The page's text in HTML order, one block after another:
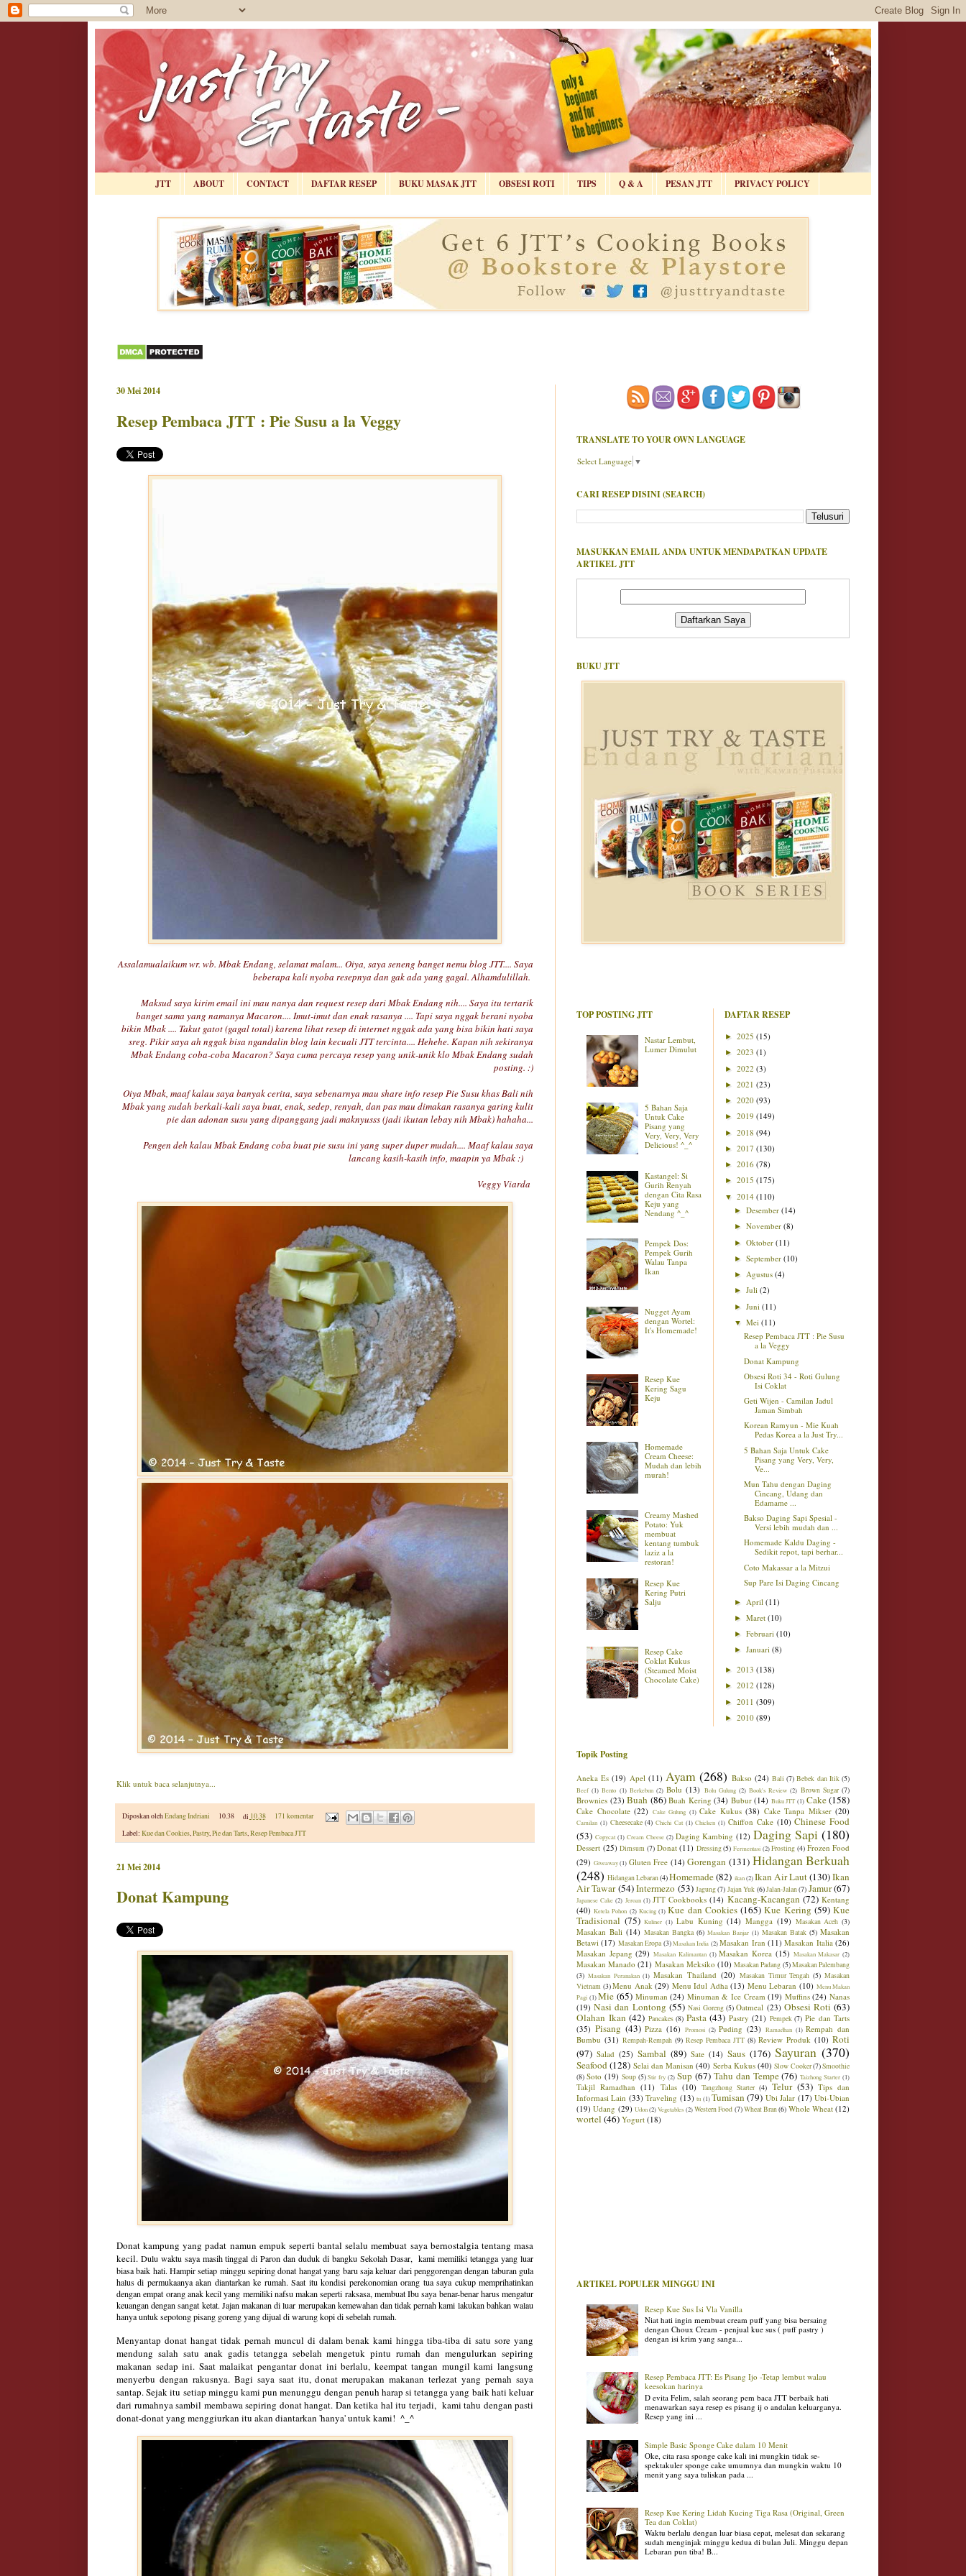
JTT ABOUT CONTACT DAFTAR RESEP BUKU MASAK JTT OBSESI ROTI TIPS Q & A PESAN JTT PRIVACY POLICY
30 Mei 2014
Resep Pembaca JTT : Pie Susu a la Veggy
Assalamualaikum wr. wb. Mbak Endang, selamat malam... Oiya, saya seneng banget nemu blog JTT.... Saya
beberapa kali nyoba resepnya dan gak ada yang gagal. Alhamdulillah.
Maksud saya kirim email ini mau nanya dan request resep dari Mbak Endang nih.... Saya itu tertarik
banget sama yang namanya Macaron.... Imut-imut dan enak rasanya .... Tapi saya nggak berani nyoba
bikin Mbak .... Takut gatot (gagal total) karena lihat resep di internet nggak ada yang bisa bikin hati saya
sreg. Pikir saya ah nggak bisa ngandalin blog lain kecuali JTT tercinta.... Hehehe. Kapan nih sekiranya
Mbak Endang coba-coba Macaron? Saya cuma percaya resep yang unik-unik klo Mbak Endang sudah
posting. :)
Oiya Mbak, maaf kalau saya banyak cerita, saya sebenarnya mau share info resep Pie Susu khas Bali nih
Mbak yang sudah berkali-kali saya buat, enak, sedep, renyah, dan pas mau dimakan rasanya garing kulit
pie dan adonan susu yang dipanggang jadi maknyusss (jadi ikutan lebay nih Mbak) hahaha...
Pengen deh kalau Mbak Endang coba buat pie susu ini yang super duper mudah.... Maaf kalau saya
lancang kasih-kasih info, maapin ya Mbak :)
Veggy Viarda
Klik untuk baca selanjutnya...
Diposkan olehEndang Indriani 10.38 di 10.38
171 komentar
Label: Kue dan Cookies,Pastry,Pie dan Tarts,Resep Pembaca JTT
21 Mei 2014
Donat Kampung
Donat kampung yang padat namun empuk seperti bantalselalu membuat saya bernostalgia tentang masa
kecil. Dulu waktu saya masih tinggal di Paron dan duduk di bangku Sekolah Dasar, kami memiliki tetangga yang luar
biasa baik hati. Hampir setiap minggu sepiring donat hangat yang baru saja keluar dari penggorengan dengan taburan gula
halus di permukaanya akan diantarkan ke rumah. Saat itu kondisi perekonomian orang tua saya cukup memprihatinkan
dengan empat orang anak kecil yang memiliki nafsu makan seperti raksasa, membuat Ibu saya benar-benar harus mengatur
keuangan dengan sangat ketat. Jajan makanan di luar merupakan kemewahan dan tidak pernah kami lakukan bahkan walau
hanya untuk sepotong pisang goreng yang dijual di warung kopi di sebelah rumah.
Menyantap donat hangat tidak pernah muncul di dalam benak kami hingga tiba-tiba di satu sore yang
mendung salah satu anak gadis tetangga sebelahmengetuk pintu rumah dan mengulurkan sepiring
makanan sedap ini. Saatmalaikat pengantar donat ini berlalu, keempat tangan mungil kami langsung
menyerbu dengan rakusnya. Bagi saya saat itu, donat merupakan makanan terlezat yang pernah saya
santap. Sejak itu setiap minggu kami pun menunggu dengan penuh harap si tetanggayang baik hati keluar
dari rumahnyasambil membawa sepiring donathangat. Dan ketika hal itu terjadi, kami tahu dengan pasti
donat-donat yang menggiurkan itu akan diantarkan 'hanya'untukkami! ^_ ^
TRANSLATE TO YOUR OWN LANGUAGE
Select Language ▼
CARI RESEP DISINI (SEARCH)
MASUKKAN EMAIL ANDA UNTUK MENDAPATKAN UPDATE
ARTIKEL JTT
BUKU JTT
TOP POSTING JTT
Nastar Lembut,
Lumer Dimulut
5 Bahan Saja
Untuk Cake
Pisang yang
Very, Very, Very
Delicious! ^_^
Kastangel: Si
Gurih Renyah
dengan Cita Rasa
Keju yang
Nendang ^_^
Pempek Dos:
Pempek Gurih
Walau Tanpa
Ikan
Nugget Ayam
dengan Wortel:
It's Homemade!
Resep Kue
Kering Sagu
Keju
Homemade
Cream Cheese:
Mudah dan lebih
murah!
Creamy Mashed
Potato: Yuk
membuat
kentang tumbuk
laziz a la
restoran!
Resep Kue
Kering Putri
Salju
Resep Cake
Coklat Kukus
(Steamed Moist
Chocolate Cake)
DAFTAR RESEP
► 2025 (15)
► 2023 (1)
► 2022 (3)
► 2021 (23)
► 2020 (93)
► 2019 (149)
► 2018 (94)
► 2017 (130)
► 2016 (78)
► 2015 (175)
▼ 2014 (110)
►Desember(14)
►November(8)
►Oktober(11)
►September(10)
► Agustus(4)
►Juli(2)
►Juni(11)
▼Mei(11)
Resep Pembaca JTT : Pie Susu
a la Veggy
Donat Kampung
Obsesi Roti 34 - Roti Gulung
Isi Coklat
Geti Wijen - Camilan Jadul
Jaman Simbah
Korean Ramyun - Mie Kuah
Pedas Korea a la Just Try...
5 Bahan Saja Untuk Cake
Pisang yang Very, Very,
Ve...
Mun Tahu dengan Daging
Cincang, Udang dan
Edamame ...
Bakso Daging Sapi Spesial -
Versi lebih mudah dan ...
Homemade Kaldu Daging -
Sedikit repot, tapi berhar...
Coto Makassar a la Mitzui
Sup Pare Isi Daging Cincang
► April(11)
►Maret(10)
►Februari(10)
►Januari(8)
► 2013 (138)
► 2012 (128)
► 2011 (309)
► 2010 (89)
Topik Posting
Aneka Es (19) Apel (11) Ayam (268) Bakso (24) Bali (7) Bebek dan Itik (5)
Beef (1) Bento (1) Berkebun (2) Bolu (13) Bolu Gulung (2) Book's Review (2) Brown Sugar (7)
Brownies (23) Buah (86) Buah Kering (34) Bubur (14) Buku JTT (1) Cake(158)
Cake Chocolate (22) Cake Gulung (1) Cake Kukus (38) Cake Tanpa Mikser (20)
Camilan (1) Cheesecake (4) Chichi Cat (1) Chicken (1) Chiffon Cake (10) Chinese Food
(53) Copycat (1) Cream Cheese (2) Daging Kambing (12) Daging Sapi (180)
Dessert (25) Dimsum (7) Donat (11) Dressing (5) Fermentasi (2) Frosting (4) Frozen Food
(29) Giveaway (1) Gluten Free (14) Gorengan (131) Hidangan Berkuah
(248) Hidangan Lebaran(4)Homemade(82) ikan (2) Ikan Air Laut(130)Ikan
Air Tawar (54)Intermezo (53) Jagung(7) Jajan Yuk (6)Jalan-Jalan(7) Jamur(67)
Japanese Cake (2) Jeroan (1) JTT Cookbooks (14) Kacang-Kacangan (72) Kentang
(40) Ketela Pohon (2) Kucing (1) Kue dan Cookies (165) Kue Kering (59) Kue
Tradisional (75) Kuliner (1) Labu Kuning (14) Mangga (19) Masakan Aceh (3)
Masakan Bali (14) Masakan Bangka (6) Masakan Banjar (1) Masakan Batak (5) Masakan
Betawi (17) Masakan Eropa (3) Masakan India (2) Masakan Iran (11) Masakan Italia (26)
Masakan Jepang (29) Masakan Kalimantan (1) Masakan Korea (15) Masakan Makasar (2)
Masakan Manado (21) Masakan Meksiko (10) Masakan Padang (5)Masakan Palembang
(3) Masakan Peranakan (1) Masakan Thailand (20) Masakan Timur Tengah (5) Masakan
Vietnam (3)Menu Anak (29) Menu Idul Adha (13) Menu Lebaran (10) Menu Makan
Pagi (1) Mie (65) Minuman (24) Minuman & Ice Cream (19) Muffins (24) Nanas
(19) Nasi dan Lontong (55) Nasi Goreng (5) Oatmeal (23) Obsesi Roti (63)
Olahan Ikan (42) Pancakes (8) Pasta (43) Pastry (21) Pempek (7) Pie dan Tarts
(35) Pisang (43) Pizza (16) Promosi (2) Puding (23) Ramadhan (1) Rempah dan
Bumbu (31) Rempah-Rempah (9) Resep Pembaca JTT (8) Review Produk (10) Roti
(97) Salad (25) Sambal (89) Sate (14) Saus (176) Sayuran (370)
Seafood(128) Selai dan Manisan (40) Serba Kukus (40) Slow Cooker(7)Smoothie
(8) Soto (19) Soup (5) Stir fry (2) Sup (67) Tahu dan Tempe (76) Taizhong Starter (1)
Takjil Ramadhan (11) Talas (10) Tangzhong Starter (4) Telur (53) Tips dan
Informasi Lain (33) Traveling (13) tu (1) Tumisan (79) Ubi Jalar (17) Ubi-Ubian
(19) Udang (29) Udon (2) Vegetables (2) Western Food (7)Wheat Bran(6) Whole Wheat (12)
wortel (46) Yogurt (18)
ARTIKEL POPULER MINGGU INI
Resep Kue Sus Isi Vla Vanilla
Niat hati ingin membuat cream puff yang bisa bersaing
dengan Choux Cream - penjual kue sus ( puff pastry )
dengan isi krim yang sanga...
Resep Pembaca JTT: Es Pisang Ijo -Tetap lembut walau
keesokan harinya
D evita Felim, salah seorang pem baca JTT berbaik hati
menawarkan saya resep es pisang ij o andalan keluarganya.
Resep yang ini ...
Simple Basic Sponge Cake dalam 10 Menit
Oke, cita rasa sponge cake kali ini mungkin tidak se-
spektakuler sponge cake umumnya dan mungkin waktu 10
menit yang saya tuliskan pada ...
Resep Kue Kering Lidah Kucing Tiga Rasa (Original, Green
Tea dan Coklat)
Waktu berlalu dengan luar biasa cepat, melesat dan sekarang
sudah menginjak minggu kedua di bulan Juli. Minggu depan
Lebaran pun tiba! B...